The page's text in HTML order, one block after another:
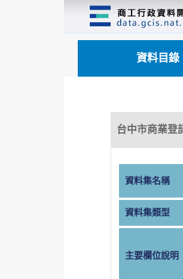
資料目錄
台中市商業登
資料集名稱
資料集類型
主要欄位說明